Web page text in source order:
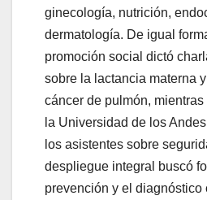
ginecología, nutrición,
dermatología. De igual
promoción social dictó
sobre la lactancia materna
cáncer de pulmón,
la Universidad de los
los asistentes sobre
despliegue integral buscó
prevención y el diagnóstico